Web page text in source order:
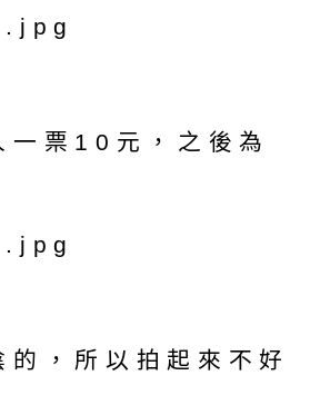
一票10元，之後為
的，所以拍起來不好